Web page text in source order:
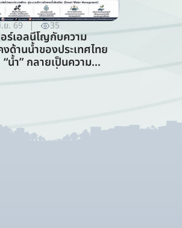
ย. 69 35
ร์เอลนีโญกับความ
ด้านน้ำของประเทศไทย
“น้ำ” กลายเป็นความ